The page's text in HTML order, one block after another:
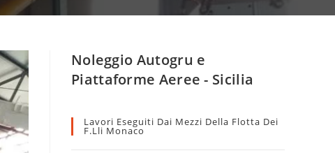
Noleggio Autogru e
Piattaforme Aeree - Sicilia
Lavori Eseguiti Dai Mezzi Della Flotta Dei
F.lli Monaco